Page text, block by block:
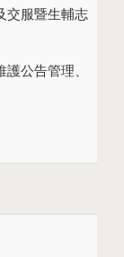
交服暨生輔志
公告管理、